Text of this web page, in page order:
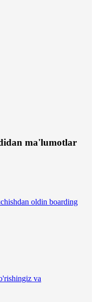
ma'lumotlar
oldin boarding
va